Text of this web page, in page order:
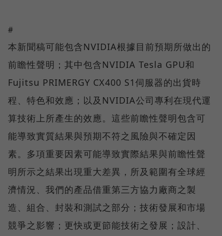
#
本新聞稿可能包含NVIDIA根據目前預期所做出的
前瞻性聲明；其中包含NVIDIA Tesla GPU和
Fujitsu PRIMERGY CX400 S1伺服器的出貨時
程、特色和效應；以及NVIDIA公司專利在現代運
算技術上所產生的效應。這些前瞻性聲明包含可
能導致實質結果與預期不符之風險與不確定因
素。多項重要因素可能導致實際結果與前瞻性聲
明所示之結果出現重大差異，所及範圍有全球經
濟情況、我們的產品借重第三方協力廠商之製
造、組合、封裝和測試之部分；技術發展和市場
競爭之影響；更快或更節能技術之發展；設計、